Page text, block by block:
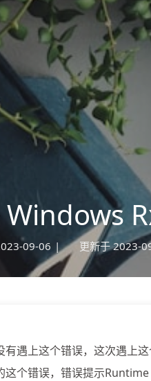
Windows
09-06 | 更新于 2023-
有遇上这个错误，这次遇上
这个错误，错误提示Runtime